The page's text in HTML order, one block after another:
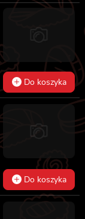
Do koszyka
Do koszyka